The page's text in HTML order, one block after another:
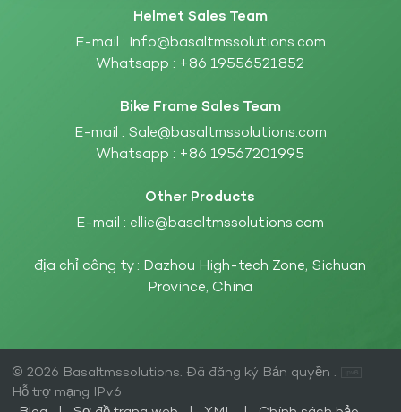
Helmet Sales Team
E-mail : Info@basaltmssolutions.com
Whatsapp : +86 19556521852
Bike Frame Sales Team
E-mail : Sale@basaltmssolutions.com
Whatsapp : +86 19567201995
Other Products
E-mail : ellie@basaltmssolutions.com
địa chỉ công ty : Dazhou High-tech Zone, Sichuan
Province, China
© 2026 Basaltmssolutions. Đã đăng ký Bản quyền .
Hỗ trợ mạng IPv6